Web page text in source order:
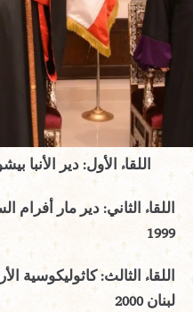
اللقاء الأول: دير الأنبا
اللقاء الثاني: دير مار أفرام
1999
اللقاء الثالث: كاثوليكوسية
لبنان 2000